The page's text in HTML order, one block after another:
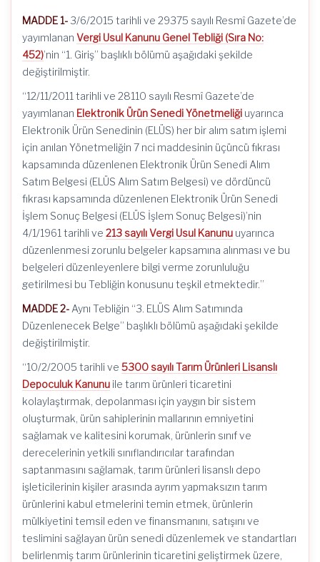
MADDE 1- 3/6/2015 tarihli ve 29375 sayılı Resmî Gazete’de
yayımlanan Vergi Usul Kanunu Genel Tebliği (Sıra No:
452)’nin “1. Giriş” başlıklı bölümü aşağıdaki şekilde
değiştirilmiştir.
“12/11/2011 tarihli ve 28110 sayılı Resmî Gazete’de
yayımlanan Elektronik Ürün Senedi Yönetmeliği uyarınca
Elektronik Ürün Senedinin (ELÜS) her bir alım satım işlemi
için anılan Yönetmeliğin 7 nci maddesinin üçüncü fıkrası
kapsamında düzenlenen Elektronik Ürün Senedi Alım
Satım Belgesi (ELÜS Alım Satım Belgesi) ve dördüncü
fıkrası kapsamında düzenlenen Elektronik Ürün Senedi
İşlem Sonuç Belgesi (ELÜS İşlem Sonuç Belgesi)’nin
4/1/1961 tarihli ve 213 sayılı Vergi Usul Kanunu uyarınca
düzenlenmesi zorunlu belgeler kapsamına alınması ve bu
belgeleri düzenleyenlere bilgi verme zorunluluğu
getirilmesi bu Tebliğin konusunu teşkil etmektedir.”
MADDE 2- Aynı Tebliğin “3. ELÜS Alım Satımında
Düzenlenecek Belge” başlıklı bölümü aşağıdaki şekilde
değiştirilmiştir.
“10/2/2005 tarihli ve 5300 sayılı Tarım Ürünleri Lisanslı
Depoculuk Kanunu ile tarım ürünleri ticaretini
kolaylaştırmak, depolanması için yaygın bir sistem
oluşturmak, ürün sahiplerinin mallarının emniyetini
sağlamak ve kalitesini korumak, ürünlerin sınıf ve
derecelerinin yetkili sınıflandırıcılar tarafından
saptanmasını sağlamak, tarım ürünleri lisanslı depo
işleticilerinin kişiler arasında ayrım yapmaksızın tarım
ürünlerini kabul etmelerini temin etmek, ürünlerin
mülkiyetini temsil eden ve finansmanını, satışını ve
teslimini sağlayan ürün senedi düzenlemek ve standartları
belirlenmiş tarım ürünlerinin ticaretini geliştirmek üzere,